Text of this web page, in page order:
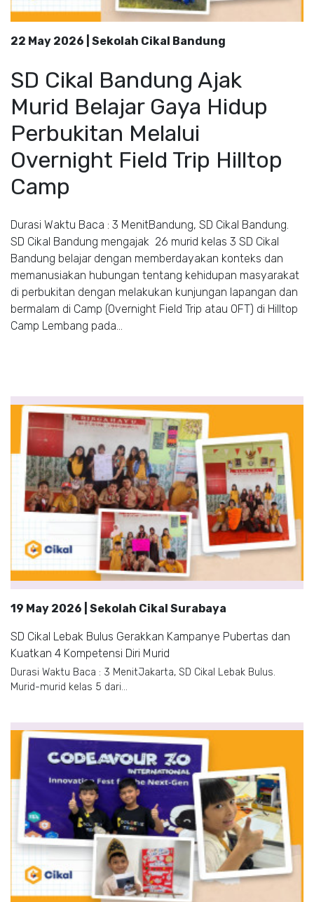
22 May 2026 | Sekolah Cikal Bandung
SD Cikal Bandung Ajak
Murid Belajar Gaya Hidup
Perbukitan Melalui
Overnight Field Trip Hilltop
Camp
Durasi Waktu Baca : 3 MenitBandung, SD Cikal Bandung.
SD Cikal Bandung mengajak 26 murid kelas 3 SD Cikal
Bandung belajar dengan memberdayakan konteks dan
memanusiakan hubungan tentang kehidupan masyarakat
di perbukitan dengan melakukan kunjungan lapangan dan
bermalam di Camp (Overnight Field Trip atau OFT) di Hilltop
Camp Lembang pada...
19 May 2026 | Sekolah Cikal Surabaya
SD Cikal Lebak Bulus Gerakkan Kampanye Pubertas dan
Kuatkan 4 Kompetensi Diri Murid
Durasi Waktu Baca : 3 MenitJakarta, SD Cikal Lebak Bulus.
Murid-murid kelas 5 dari...